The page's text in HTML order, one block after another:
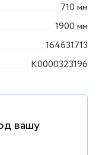
710 мм
1900 мм
164631713
K0000323196
вашу